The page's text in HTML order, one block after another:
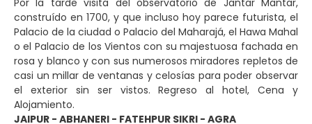
Por la tarde visita del observatorio de Jantar Mantar,
construído en 1700, y que incluso hoy parece futurista, el
Palacio de la ciudad o Palacio del Maharajá, el Hawa Mahal
o el Palacio de los Vientos con su majestuosa fachada en
rosa y blanco y con sus numerosos miradores repletos de
casi un millar de ventanas y celosías para poder observar
el exterior sin ser vistos. Regreso al hotel, Cena y
Alojamiento.
JAIPUR - ABHANERI - FATEHPUR SIKRI - AGRA